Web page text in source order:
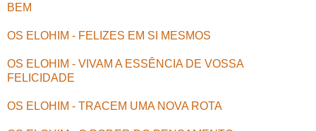
BEM
OS ELOHIM - FELIZES EM SI MESMOS
OS ELOHIM - VIVAM A ESSÊNCIA DE VOSSA
FELICIDADE
OS ELOHIM - TRACEM UMA NOVA ROTA